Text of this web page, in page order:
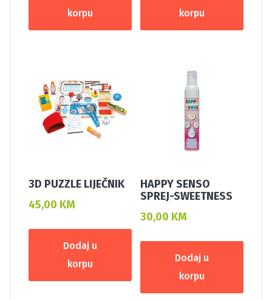
korpu
korpu
3D PUZZLE LIJEČNIK
45,00 KM
Dodaj u
korpu
HAPPY SENSO
SPREJ-SWEETNESS
30,00 KM
Dodaj u
korpu